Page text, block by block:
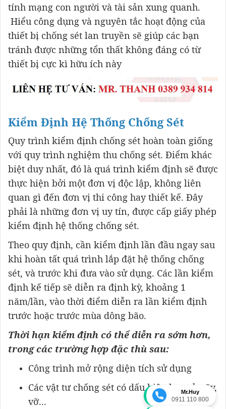
Mr.Huy
0911 110 800
tính mạng con người và tài sản xung quanh.
Hiểu công dụng và nguyên tắc hoạt động của
thiết bị chống sét lan truyền sẽ giúp các bạn
tránh được những tổn thất không đáng có từ
thiết bị cực kì hữu ích này
Kiểm Định Hệ Thống Chống Sét
Quy trình kiểm định chống sét hoàn toàn giống
với quy trình nghiệm thu chống sét. Điểm khác
biệt duy nhất, đó là quá trình kiểm định sẽ được
thực hiện bởi một đơn vị độc lập, không liên
quan gì đến đơn vị thi công hay thiết kế. Đây
phải là những đơn vị uy tín, được cấp giấy phép
kiểm định hệ thống chống sét.
Theo quy định, cần kiểm định lần đầu ngay sau
khi hoàn tất quá trình lắp đặt hệ thống chống
sét, và trước khi đưa vào sử dụng. Các lần kiểm
định kế tiếp sẽ diễn ra định kỳ, khoảng 1
năm/lần, vào thời điểm diễn ra lần kiểm định
trước hoặc trước mùa dông bão.
Thời hạn kiểm định có thể diễn ra sớm hơn,
trong các trường hợp đặc thù sau:
Công trình mở rộng diện tích sử dụng
Các vật tư chống sét có dấu hiệu han rỉ, gãy,
vỡ...